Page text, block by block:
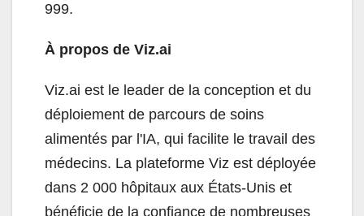
999.
À propos de Viz.ai
Viz.ai est le leader de la conception et du
déploiement de parcours de soins
alimentés par l'IA, qui facilite le travail des
médecins. La plateforme Viz est déployée
dans 2 000 hôpitaux aux États-Unis et
bénéficie de la confiance de nombreuses